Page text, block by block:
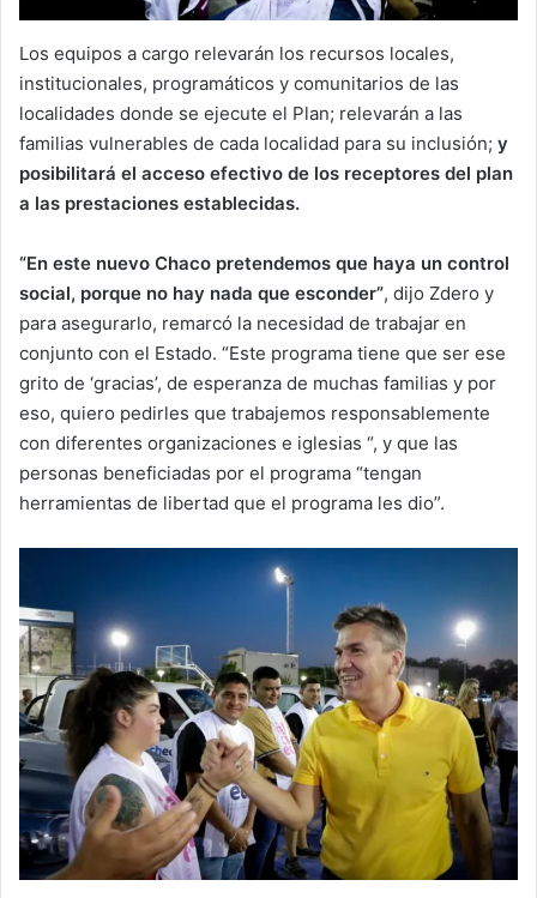
Los equipos a cargo relevarán los recursos locales,
institucionales, programáticos y comunitarios de las
localidades donde se ejecute el Plan; relevarán a las
familias vulnerables de cada localidad para su inclusión; y
posibilitará el acceso efectivo de los receptores del plan
a las prestaciones establecidas.
“En este nuevo Chaco pretendemos que haya un control
social, porque no hay nada que esconder”, dijo Zdero y
para asegurarlo, remarcó la necesidad de trabajar en
conjunto con el Estado. “Este programa tiene que ser ese
grito de ‘gracias’, de esperanza de muchas familias y por
eso, quiero pedirles que trabajemos responsablemente
con diferentes organizaciones e iglesias “, y que las
personas beneficiadas por el programa “tengan
herramientas de libertad que el programa les dio”.